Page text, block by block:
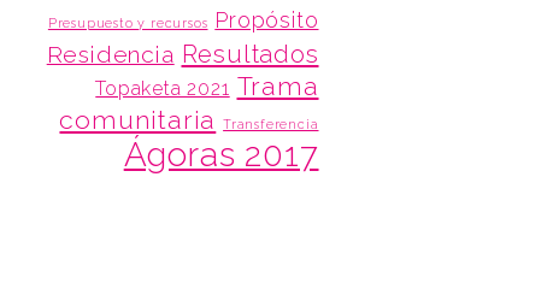
Presupuesto y recursos Propósito
Residencia Resultados
Topaketa 2021 Trama
comunitaria
Transferencia
Ágoras 2017